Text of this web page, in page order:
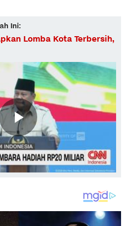
Ini:
Lomba Kota Terbersih,